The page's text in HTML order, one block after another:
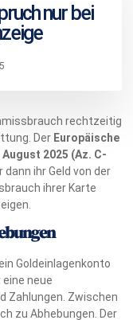
nur bei
rechtzeitig
Der Europäische
2025 (Az. C-
ihr Geld von der
ihrer Karte
Goldeinlagenkonto
eine neue
Zahlungen. Zwischen
zu Abhebungen. Der